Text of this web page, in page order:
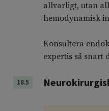
allvarligt, utan
hemodynamisk
Konsultera
expertis så snart
18.5